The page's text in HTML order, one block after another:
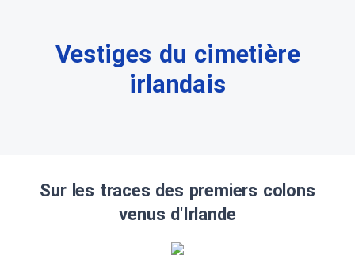
Vestiges du cimetière
irlandais
Sur les traces des premiers colons
venus d'Irlande